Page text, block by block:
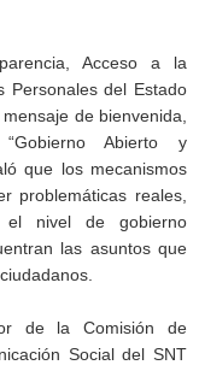
Acceso a la
Personales del Estado
de bienvenida,
Abierto y
que los mecanismos
problemáticas reales,
el nivel de gobierno
las asuntos que
de la Comisión de
Social del SNT